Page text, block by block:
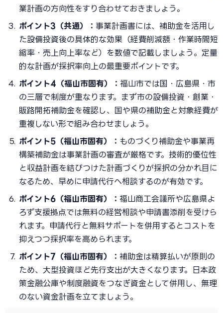
業計画の方向性をすり合わせておきましょう。
ポイント3（共通）： 事業計画書には、補助金を活用し
た設備投資後の具体的な効果（経費削減額・作業時間短
縮率・売上向上率など）を数値で記載しましょう。定量
的な計画が採択率向上の最重要ポイントです。
ポイント4（福山市固有）： 福山市では国・広島県・市
の三層で制度が重なります。まず市の設備投資・創業・
販路開拓補助金を確認し、国や県の補助金と対象経費が
重複しない形で組み合わせましょう。
ポイント5（福山市固有）： ものづくり補助金や事業再
構築補助金は事業計画の審査が厳格です。技術的優位性
と収益計画を結びつけた計画づくりが採択の分かれ目に
なるため、早めに申請代行へ相談するのが有効です。
ポイント6（福山市固有）： 福山商工会議所や広島県よ
ろず支援拠点では無料の経営相談や申請書添削を受けら
れます。申請代行と無料サポートを併用するとコストを
抑えつつ採択率を高められます。
ポイント7（福山市固有）： 補助金は精算払いが原則の
ため、大型投資ほど先行支出が大きくなります。日本政
策金融公庫や制度融資をつなぎ資金として併用し、無理
のない資金計画を立てましょう。